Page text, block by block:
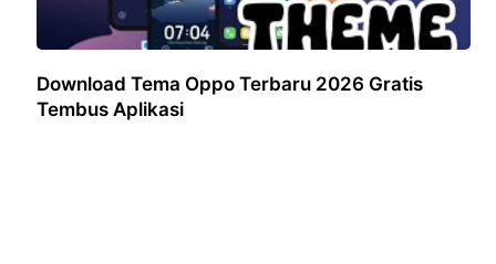
Download Tema Oppo Terbaru 2026 Gratis
Tembus Aplikasi